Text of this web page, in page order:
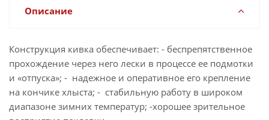
Описание
Конструкция кивка обеспечивает: - беспрепятственное
прохождение через него лески в процессе ее подмотки
и «отпуска»; - надежное и оперативное его крепление
на кончике хлыста; - стабильную работу в широком
диапазоне зимних температур; -хорошее зрительное